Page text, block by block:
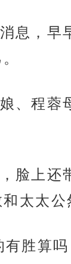
息，早
、程蓉
脸上还
太太公
胜算吗